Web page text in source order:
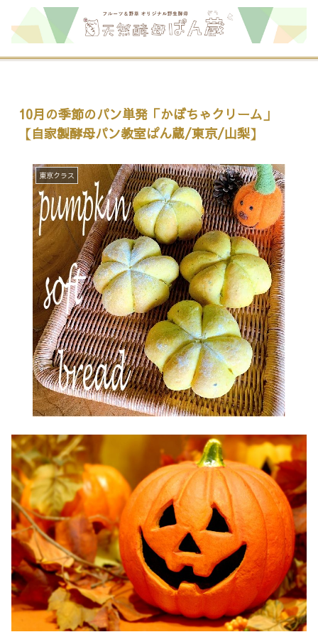
10月の季節のパン単発「かぼちゃクリーム」
【自家製酵母パン教室ぱん蔵/東京/山梨】
東京クラス